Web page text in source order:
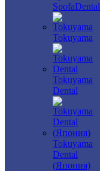
SpofaDental
Tokuyama
Tokuyama
Dental
Tokuyama
Dental
(Япония)